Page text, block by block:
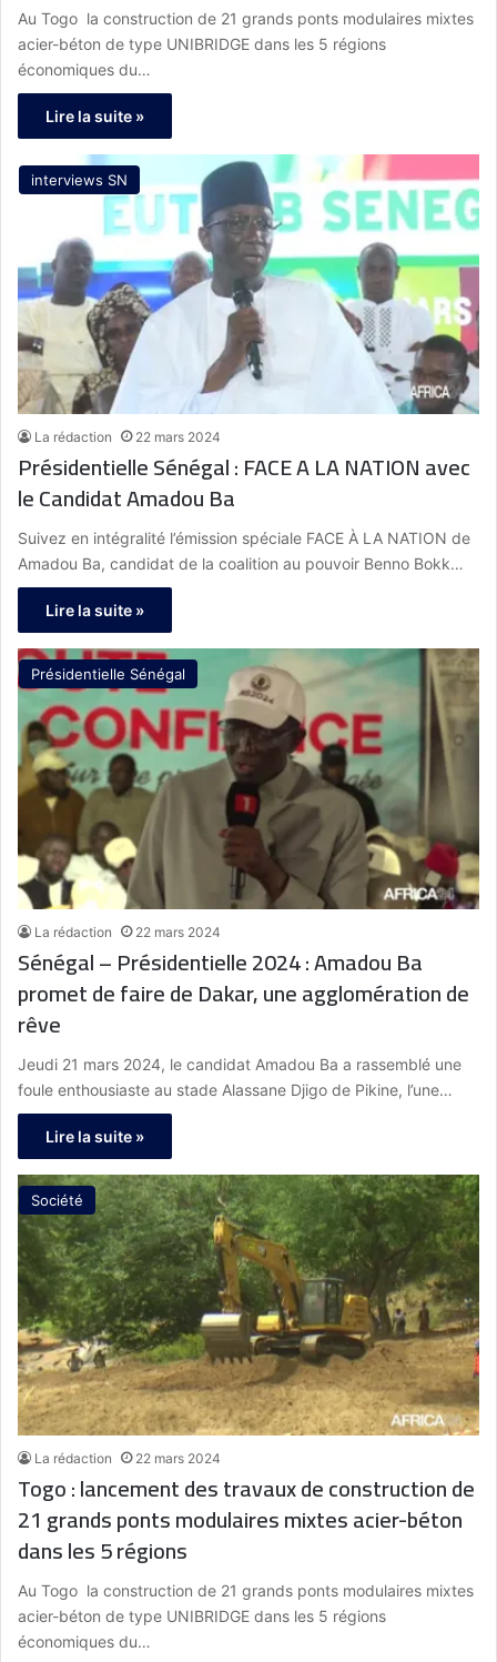
Au Togo la construction de 21 grands ponts modulaires mixtes
acier-béton de type UNIBRIDGE dans les 5 régions
économiques du…
Lire la suite »
interviews SN
La rédaction 22 mars 2024
Présidentielle Sénégal : FACE A LA NATION avec
le Candidat Amadou Ba
Suivez en intégralité l’émission spéciale FACE À LA NATION de
Amadou Ba, candidat de la coalition au pouvoir Benno Bokk…
Lire la suite »
Présidentielle Sénégal
La rédaction 22 mars 2024
Sénégal – Présidentielle 2024 : Amadou Ba
promet de faire de Dakar, une agglomération de
rêve
Jeudi 21 mars 2024, le candidat Amadou Ba a rassemblé une
foule enthousiaste au stade Alassane Djigo de Pikine, l’une…
Lire la suite »
Société
La rédaction 22 mars 2024
Togo : lancement des travaux de construction de
21 grands ponts modulaires mixtes acier-béton
dans les 5 régions
Au Togo la construction de 21 grands ponts modulaires mixtes
acier-béton de type UNIBRIDGE dans les 5 régions
économiques du…